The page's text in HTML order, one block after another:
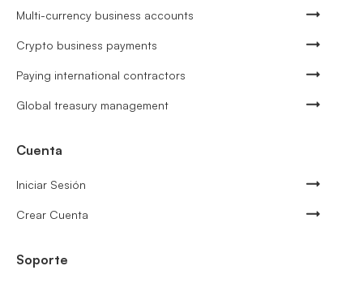
Multi-currency business accounts
Crypto business payments
Paying international contractors
Global treasury management
Cuenta
Iniciar Sesión
Crear Cuenta
Soporte